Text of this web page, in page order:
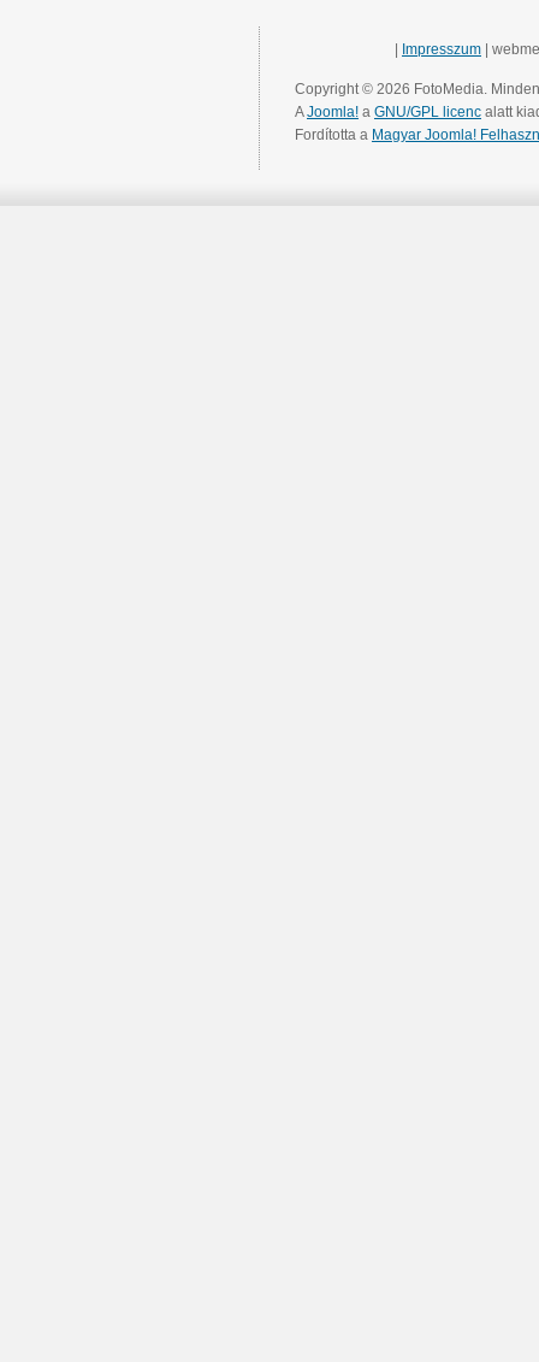
Impresszum |
Copyright © 2026 FotoMedia.
AJoomla! a GNU/GPL licenc alatt
Fordította a Magyar Joomla!